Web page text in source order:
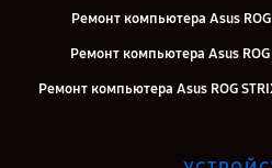
Ремонт компьютера Asus ROG
Ремонт компьютера Asus ROG
Ремонт компьютера Asus ROG